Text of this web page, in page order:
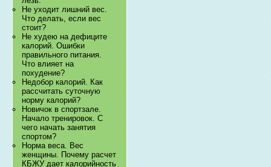
Не уходит лишний вес.
Что делать, если вес
стоит?
Не худею на дефиците
калорий. Ошибки
правильного питания.
Что влияет на
похудение?
Недобор калорий. Как
рассчитать суточную
норму калорий?
Новичок в спортзале.
Начало тренировок. С
чего начать занятия
спортом?
Норма веса. Вес
женщины. Почему расчет
КБЖУ дает калорийность